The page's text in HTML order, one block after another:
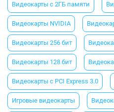
Видеокарты с 2ГБ памяти
Видеокарты NVIDIA
Видеокарты 256 бит
Видеокарты 128 бит
Видеокарты с PCI Express 3.0
Игровые видеокарты